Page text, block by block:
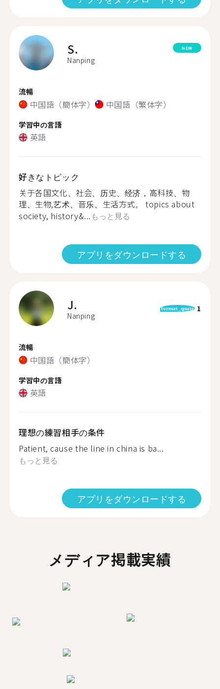
S.
Nanping
NEW
流暢
中国語（簡体字） 中国語（繁体字）
学習中の言語
英語
好きなトピック
关于各国文化、社会、历史、经济，高科技、物
理、生物,艺术、音乐、生活方式。 topics about
society, history&... もっと見る
アプリをダウンロードする
J.
Nanping
format_quote 1
流暢
中国語（簡体字）
学習中の言語
英語
理想の練習相手の条件
Patient, cause the line in china is ba...
もっと見る
アプリをダウンロードする
メディア掲載実績